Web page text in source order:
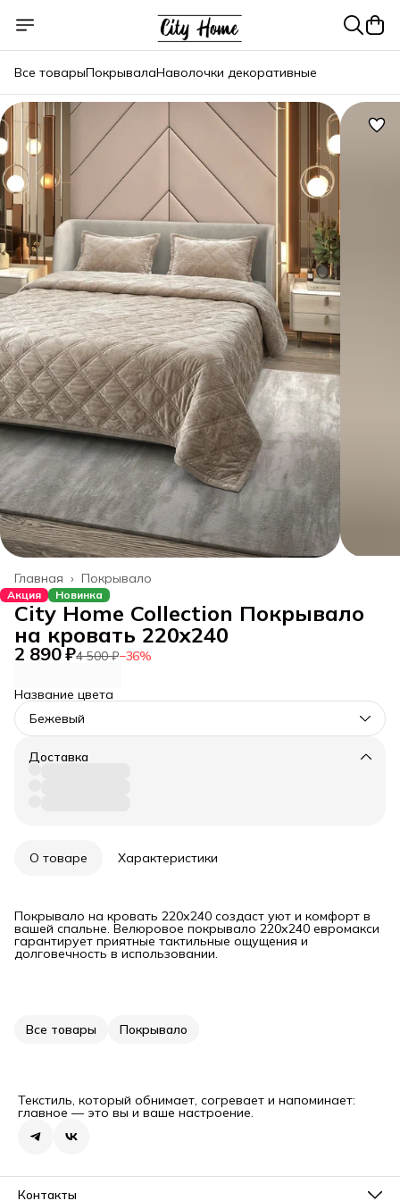
Все товарыПокрывалаНаволочки декоративные
Покрывало
Главная ›
Акция Новинка
City Home Collection Покрывало
на кровать 220x240
2 890 ₽4 500 ₽−36%
Название цвета
Бежевый
Доставка
О товаре Характеристики
Покрывало на кровать 220х240 создаст уют и комфорт в
вашей спальне. Велюровое покрывало 220х240 евромакси
гарантирует приятные тактильные ощущения и
долговечность в использовании.
Все товары Покрывало
Текстиль, который обнимает, согревает и напоминает:
главное — это вы и ваше настроение.
Контакты